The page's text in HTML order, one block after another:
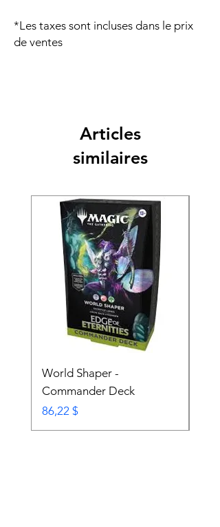
*Les taxes sont incluses dans le prix
de ventes
Articles
similaires
World Shaper -
Commander Deck
Prix
86,22 $